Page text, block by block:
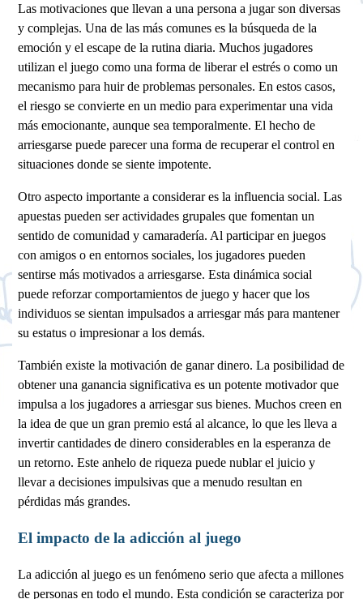
Las motivaciones que llevan a una persona a jugar son diversas
y complejas. Una de las más comunes es la búsqueda de la
emoción y el escape de la rutina diaria. Muchos jugadores
utilizan el juego como una forma de liberar el estrés o como un
mecanismo para huir de problemas personales. En estos casos,
el riesgo se convierte en un medio para experimentar una vida
más emocionante, aunque sea temporalmente. El hecho de
arriesgarse puede parecer una forma de recuperar el control en
situaciones donde se siente impotente.
Otro aspecto importante a considerar es la influencia social. Las
apuestas pueden ser actividades grupales que fomentan un
sentido de comunidad y camaradería. Al participar en juegos
con amigos o en entornos sociales, los jugadores pueden
sentirse más motivados a arriesgarse. Esta dinámica social
puede reforzar comportamientos de juego y hacer que los
individuos se sientan impulsados a arriesgar más para mantener
su estatus o impresionar a los demás.
También existe la motivación de ganar dinero. La posibilidad de
obtener una ganancia significativa es un potente motivador que
impulsa a los jugadores a arriesgar sus bienes. Muchos creen en
la idea de que un gran premio está al alcance, lo que les lleva a
invertir cantidades de dinero considerables en la esperanza de
un retorno. Este anhelo de riqueza puede nublar el juicio y
llevar a decisiones impulsivas que a menudo resultan en
pérdidas más grandes.
El impacto de la adicción al juego
La adicción al juego es un fenómeno serio que afecta a millones
de personas en todo el mundo. Esta condición se caracteriza por